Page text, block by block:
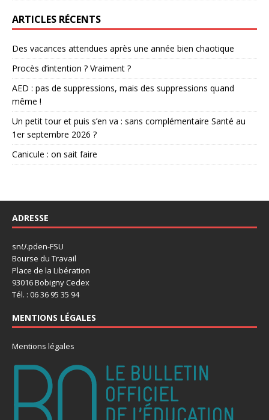
ARTICLES RÉCENTS
Des vacances attendues après une année bien chaotique
Procès d’intention ? Vraiment ?
AED : pas de suppressions, mais des suppressions quand
même !
Un petit tour et puis s’en va : sans complémentaire Santé au
1er septembre 2026 ?
Canicule : on sait faire
ADRESSE
snU.pden-FSU
Bourse du Travail
Place de la Libération
93016 Bobigny Cedex
Tél. : 06 36 95 35 94
MENTIONS LÉGALES
Mentions légales